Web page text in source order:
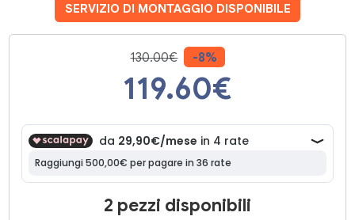
SERVIZIO DI MONTAGGIO DISPONIBILE
130.00€ -8%
119.60€
2 pezzi disponibili